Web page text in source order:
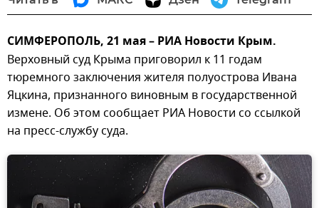
СИМФЕРОПОЛЬ, 21 мая – РИА Новости Крым.
Верховный суд Крыма приговорил к 11 годам
тюремного заключения жителя полуострова Ивана
Яцкина, признанного виновным в государственной
измене. Об этом сообщает РИА Новости со ссылкой
на пресс-службу суда.